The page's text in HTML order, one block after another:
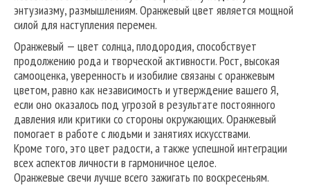
энтузиазму, размышлениям. Оранжевый цвет является мощной
силой для наступления перемен.
Оранжевый — цвет солнца, плодородия, способствует
продолжению рода и творческой активности. Рост, высокая
самооценка, уверенность и изобилие связаны с оранжевым
цветом, равно как независимость и утверждение вашего Я,
если оно оказалось под угрозой в результате постоянного
давления или критики со стороны окружающих. Оранжевый
помогает в работе с людьми и занятиях искусствами.
Кроме того, это цвет радости, а также успешной интеграции
всех аспектов личности в гармоничное целое.
Оранжевые свечи лучше всего зажигать по воскресеньям.